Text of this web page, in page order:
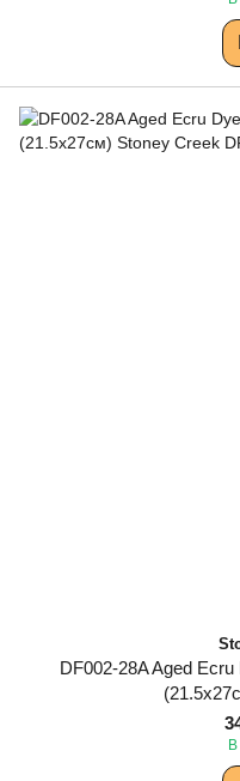
DF002-28A Aged